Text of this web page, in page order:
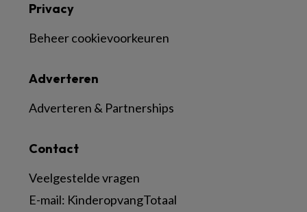
Contact
Veelgestelde vragen
E-mail: KinderopvangTotaal
Adverteren
Adverteren & Partnerships
Privacy
Beheer cookievoorkeuren